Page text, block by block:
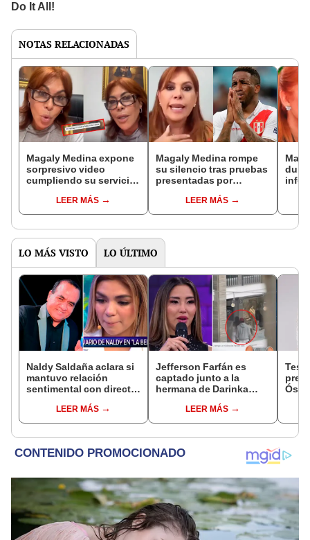
NOTAS RELACIONADAS
Magaly Medina expone
sorpresivo video
cumpliendo su servicio
parroquia y revela qué
trabajo cumple
LEER MÁS
Magaly Medina rompe
su silencio tras pruebas
presentadas por
amenaza con
demandarlo: "Es
LEER MÁS
LO MÁS VISTO LO ÚLTIMO
Naldy Saldaña aclara si
mantuvo relación
sentimental con director
denunciarlo por
tocamientos: “Me
LEER MÁS
Jefferson Farfán es
captado junto a la
hermana de Darinka
Kanashiro trabajaba: “Él
tiene sus…”
LEER MÁS